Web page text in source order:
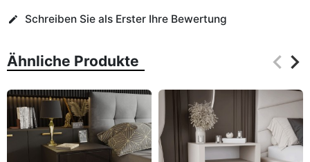
edit Schreiben Sie als Erster Ihre Bewertung
Ähnliche Produkte keyboard_arrow_left
keyboard_arrow_right